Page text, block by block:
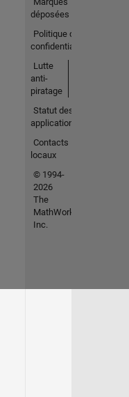
déposées
Politique de
confidentialité
Lutte
anti-
piratage
Statut des
applications
Contacts
locaux
© 1994-
2026
The
MathWorks,
Inc.